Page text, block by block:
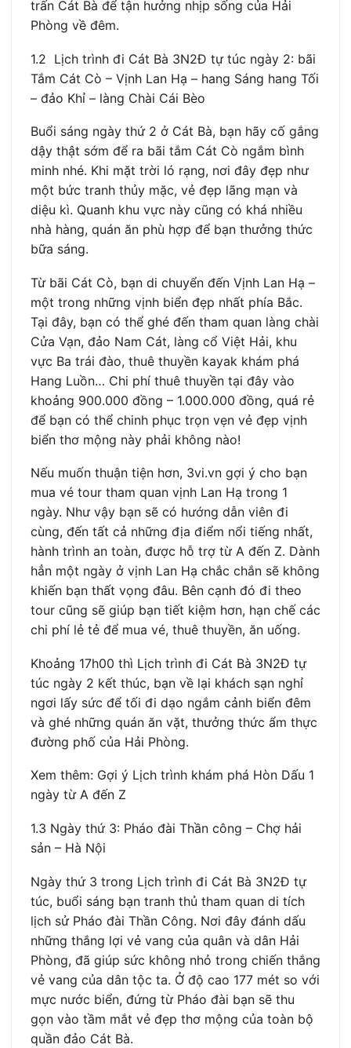
trấn Cát Bà để tận hưởng nhịp sống của Hải
Phòng về đêm.
1.2 Lịch trình đi Cát Bà 3N2Đ tự túc ngày 2: bãi
Tắm Cát Cò – Vịnh Lan Hạ – hang Sáng hang Tối
– đảo Khỉ – làng Chài Cái Bèo
Buổi sáng ngày thứ 2 ở Cát Bà, bạn hãy cố gắng
dậy thật sớm để ra bãi tắm Cát Cò ngắm bình
minh nhé. Khi mặt trời ló rạng, nơi đây đẹp như
một bức tranh thủy mặc, vẻ đẹp lãng mạn và
diệu kì. Quanh khu vực này cũng có khá nhiều
nhà hàng, quán ăn phù hợp để bạn thưởng thức
bữa sáng.
Từ bãi Cát Cò, bạn di chuyển đến Vịnh Lan Hạ –
một trong những vịnh biển đẹp nhất phía Bắc.
Tại đây, bạn có thể ghé đến tham quan làng chài
Cửa Vạn, đảo Nam Cát, làng cổ Việt Hải, khu
vực Ba trái đào, thuê thuyền kayak khám phá
Hang Luồn… Chi phí thuê thuyền tại đây vào
khoảng 900.000 đồng – 1.000.000 đồng, quá rẻ
để bạn có thể chinh phục trọn vẹn vẻ đẹp vịnh
biển thơ mộng này phải không nào!
Nếu muốn thuận tiện hơn, 3vi.vn gợi ý cho bạn
mua vé tour tham quan vịnh Lan Hạ trong 1
ngày. Như vậy bạn sẽ có hướng dẫn viên đi
cùng, đến tất cả những địa điểm nổi tiếng nhất,
hành trình an toàn, được hỗ trợ từ A đến Z. Dành
hẳn một ngày ở vịnh Lan Hạ chắc chắn sẽ không
khiến bạn thất vọng đâu. Bên cạnh đó đi theo
tour cũng sẽ giúp bạn tiết kiệm hơn, hạn chế các
chi phí lẻ tẻ để mua vé, thuê thuyền, ăn uống.
Khoảng 17h00 thì Lịch trình đi Cát Bà 3N2Đ tự
túc ngày 2 kết thúc, bạn về lại khách sạn nghỉ
ngơi lấy sức để tối đi dạo ngắm cảnh biển đêm
và ghé những quán ăn vặt, thưởng thức ẩm thực
đường phố của Hải Phòng.
Xem thêm: Gợi ý Lịch trình khám phá Hòn Dấu 1
ngày từ A đến Z
1.3 Ngày thứ 3: Pháo đài Thần công – Chợ hải
sản – Hà Nội
Ngày thứ 3 trong Lịch trình đi Cát Bà 3N2Đ tự
túc, buổi sáng bạn tranh thủ tham quan di tích
lịch sử Pháo đài Thần Công. Nơi đây đánh dấu
những thắng lợi vẻ vang của quân và dân Hải
Phòng, đã giúp sức không nhỏ trong chiến thắng
vẻ vang của dân tộc ta. Ở độ cao 177 mét so với
mực nước biển, đứng từ Pháo đài bạn sẽ thu
gọn vào tầm mắt vẻ đẹp thơ mộng của toàn bộ
quần đảo Cát Bà.